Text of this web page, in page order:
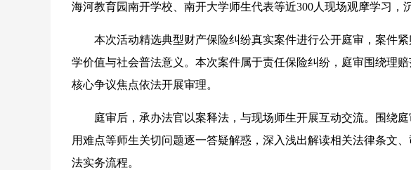
海河教育园南开学校、南开大学师生代表等近300人现场观摩学习，
本次活动精选典型财产保险纠纷真实案件进行公开庭审，案件紧
学价值与社会普法意义。本次案件属于责任保险纠纷，庭审围绕理
核心争议焦点依法开展审理。
庭审后，承办法官以案释法，与现场师生开展互动交流。围绕庭
用难点等师生关切问题逐一答疑解惑，深入浅出解读相关法律条文
法实务流程。